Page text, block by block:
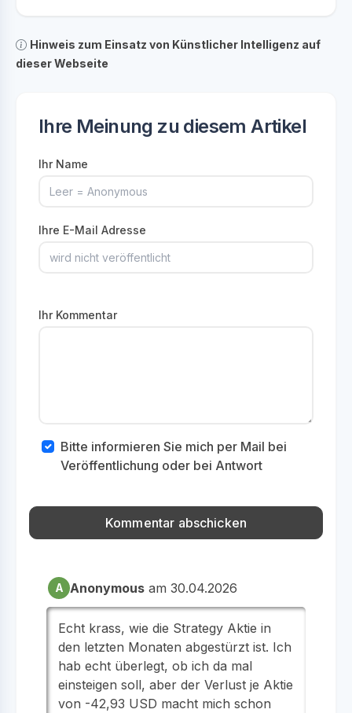
Hinweis zum Einsatz von Künstlicher Intelligenz auf
dieser Webseite
Ihre Meinung zu diesem Artikel
Ihr Name
Ihre E-Mail Adresse
Ihr Kommentar
Bitte informieren Sie mich per Mail bei
Veröffentlichung oder bei Antwort
A Anonymous am 30.04.2026
Echt krass, wie die Strategy Aktie in
den letzten Monaten abgestürzt ist. Ich
hab echt überlegt, ob ich da mal
einsteigen soll, aber der Verlust je Aktie
von -42,93 USD macht mich schon